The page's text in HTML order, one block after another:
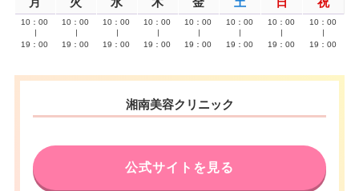
10：00
19：00
10：00
19：00
10：00
19：00
10：00
19：00
10：00
19：00
10：00
19：00
10：00
19：00
10：00
19：00
湘南美容クリニック
公式サイトを見る